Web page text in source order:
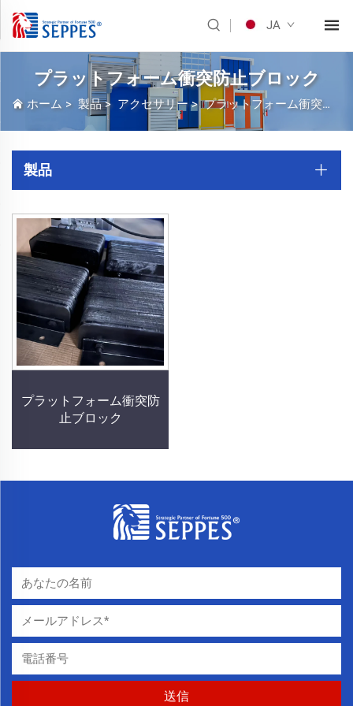
JA
プラットフォーム衝突防止ブロック
ホーム > 製品> アクセサリー >プラットフォーム衝突防止ブロック
製品
プラットフォーム衝突防
止ブロック